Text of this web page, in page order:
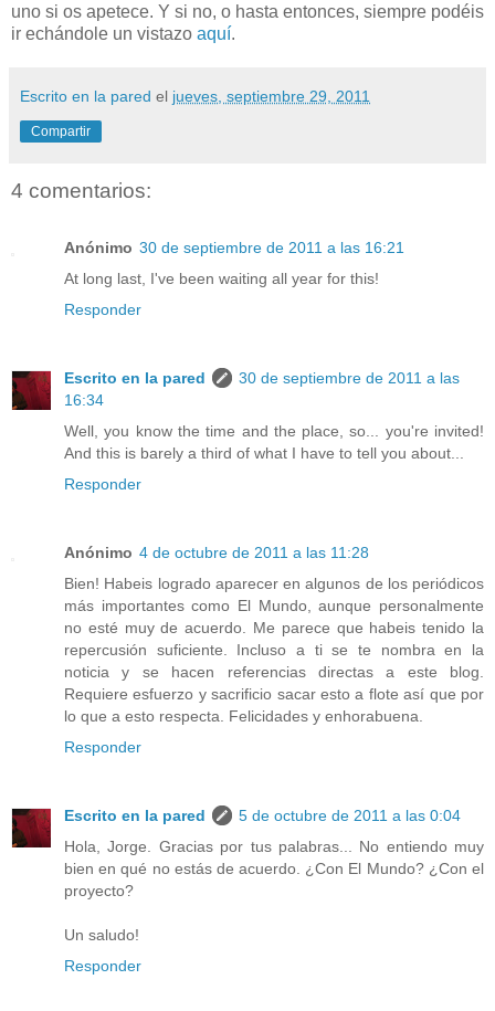
uno si os apetece. Y si no, o hasta entonces, siempre podéis
ir echándole un vistazo aquí.
Escrito en la pared el jueves, septiembre 29, 2011
Compartir
4 comentarios:
Anónimo 30 de septiembre de 2011 a las 16:21
At long last, I've been waiting all year for this!
Responder
Escrito en la pared
30 de septiembre de 2011 a las
16:34
Well, you know the time and the place, so... you're invited!
And this is barely a third of what I have to tell you about...
Responder
Anónimo 4 de octubre de 2011 a las 11:28
Bien! Habeis logrado aparecer en algunos de los periódicos
más importantes como El Mundo, aunque personalmente
no esté muy de acuerdo. Me parece que habeis tenido la
repercusión suficiente. Incluso a ti se te nombra en la
noticia y se hacen referencias directas a este blog.
Requiere esfuerzo y sacrificio sacar esto a flote así que por
lo que a esto respecta. Felicidades y enhorabuena.
Responder
Escrito en la pared
5 de octubre de 2011 a las 0:04
Hola, Jorge. Gracias por tus palabras... No entiendo muy
bien en qué no estás de acuerdo. ¿Con El Mundo? ¿Con el
proyecto?
Un saludo!
Responder